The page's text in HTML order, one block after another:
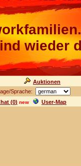
wieder
Auktionen
Sprache:
(0) new User-Map